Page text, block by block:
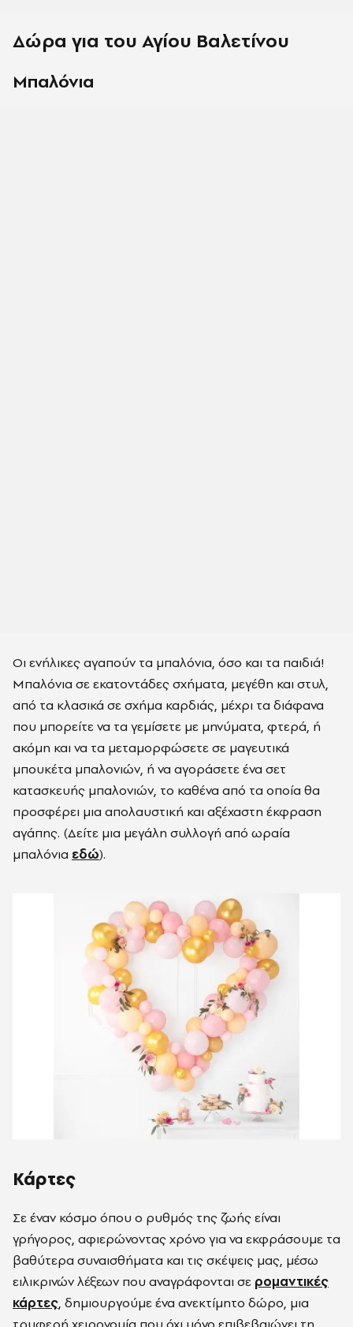
Δώρα για του Αγίου Βαλετίνου
Μπαλόνια
Οι ενήλικες αγαπούν τα μπαλόνια, όσο και τα παιδιά!
Μπαλόνια σε εκατοντάδες σχήματα, μεγέθη και στυλ,
από τα κλασικά σε σχήμα καρδιάς, μέχρι τα διάφανα
που μπορείτε να τα γεμίσετε με μηνύματα, φτερά, ή
ακόμη και να τα μεταμορφώσετε σε μαγευτικά
μπουκέτα μπαλονιών, ή να αγοράσετε ένα σετ
κατασκευής μπαλονιών, το καθένα από τα οποία θα
προσφέρει μια απολαυστική και αξέχαστη έκφραση
αγάπης. (Δείτε μια μεγάλη συλλογή από ωραία
μπαλόνια εδώ).
Κάρτες
Σε έναν κόσμο όπου ο ρυθμός της ζωής είναι
γρήγορος, αφιερώνοντας χρόνο για να εκφράσουμε τα
βαθύτερα συναισθήματα και τις σκέψεις μας, μέσω
ειλικρινών λέξεων που αναγράφονται σε ρομαντικές
κάρτες, δημιουργούμε ένα ανεκτίμητο δώρο, μια